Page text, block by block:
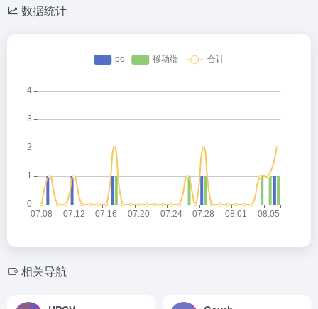
数据统计
相关导航